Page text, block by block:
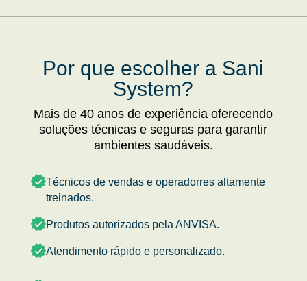
Por que escolher a Sani
System?
Mais de 40 anos de experiência oferecendo
soluções técnicas e seguras para garantir
ambientes saudáveis.
Técnicos de vendas e operadorres altamente
treinados.
Produtos autorizados pela ANVISA.
Atendimento rápido e personalizado.